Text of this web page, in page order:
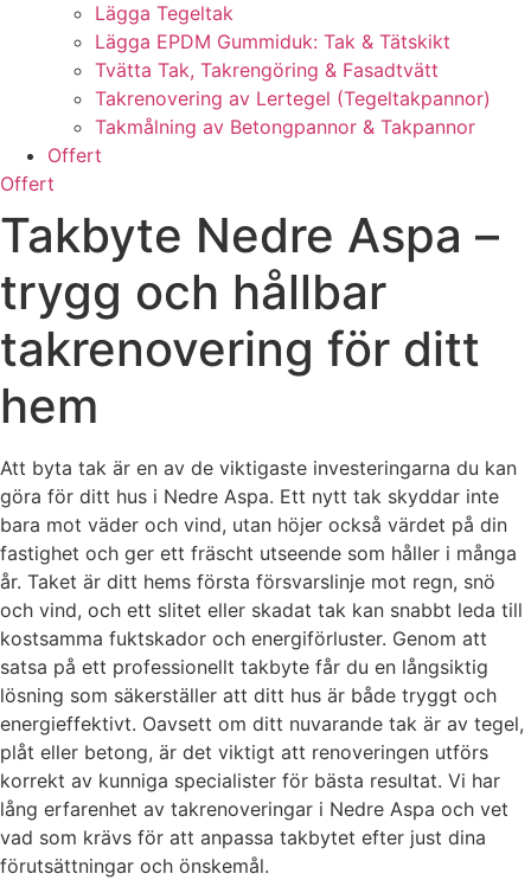
Lägga Tegeltak
Lägga EPDM Gummiduk: Tak & Tätskikt
Tvätta Tak, Takrengöring & Fasadtvätt
Takrenovering av Lertegel (Tegeltakpannor)
Takmålning av Betongpannor & Takpannor
Offert
Offert
Takbyte Nedre Aspa –
trygg och hållbar
takrenovering för ditt
hem
Att byta tak är en av de viktigaste investeringarna du kan
göra för ditt hus i Nedre Aspa. Ett nytt tak skyddar inte
bara mot väder och vind, utan höjer också värdet på din
fastighet och ger ett fräscht utseende som håller i många
år. Taket är ditt hems första försvarslinje mot regn, snö
och vind, och ett slitet eller skadat tak kan snabbt leda till
kostsamma fuktskador och energiförluster. Genom att
satsa på ett professionellt takbyte får du en långsiktig
lösning som säkerställer att ditt hus är både tryggt och
energieffektivt. Oavsett om ditt nuvarande tak är av tegel,
plåt eller betong, är det viktigt att renoveringen utförs
korrekt av kunniga specialister för bästa resultat. Vi har
lång erfarenhet av takrenoveringar i Nedre Aspa och vet
vad som krävs för att anpassa takbytet efter just dina
förutsättningar och önskemål.